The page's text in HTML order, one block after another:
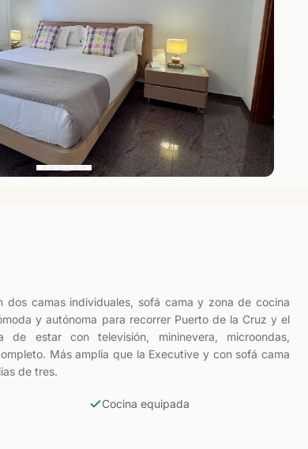
dos camas individuales, sofá cama y zona de cocina
y autónoma para recorrer Puerto de la Cruz y el
de estar con televisión, mininevera, microondas,
Más amplia que la Executive y con sofá cama
de tres.
Cocina equipada